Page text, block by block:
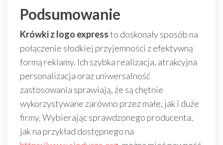
Podsumowanie
Krówki z logo expressto doskonały sposób na
połączenie słodkiej przyjemności z efektywną
formą reklamy. Ich szybka realizacja, atrakcyjna
personalizacja oraz uniwersalność
zastosowania sprawiają, że są chętnie
wykorzystywane zarówno przez małe, jak i duże
firmy. Wybierając sprawdzonego producenta,
jak na przykład dostępnego na